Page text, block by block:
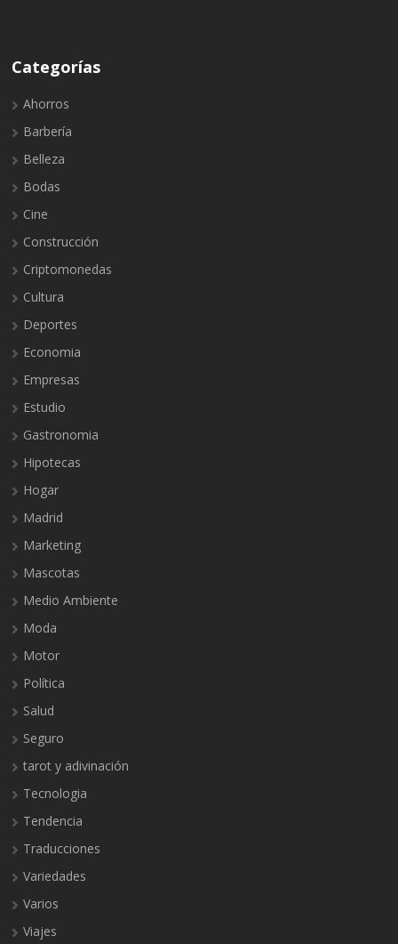
Categorías
Ahorros
Barbería
Belleza
Bodas
Cine
Construcción
Criptomonedas
Cultura
Deportes
Economia
Empresas
Estudio
Gastronomia
Hipotecas
Hogar
Madrid
Marketing
Mascotas
Medio Ambiente
Moda
Motor
Política
Salud
Seguro
tarot y adivinación
Tecnologia
Tendencia
Traducciones
Variedades
Varios
Viajes